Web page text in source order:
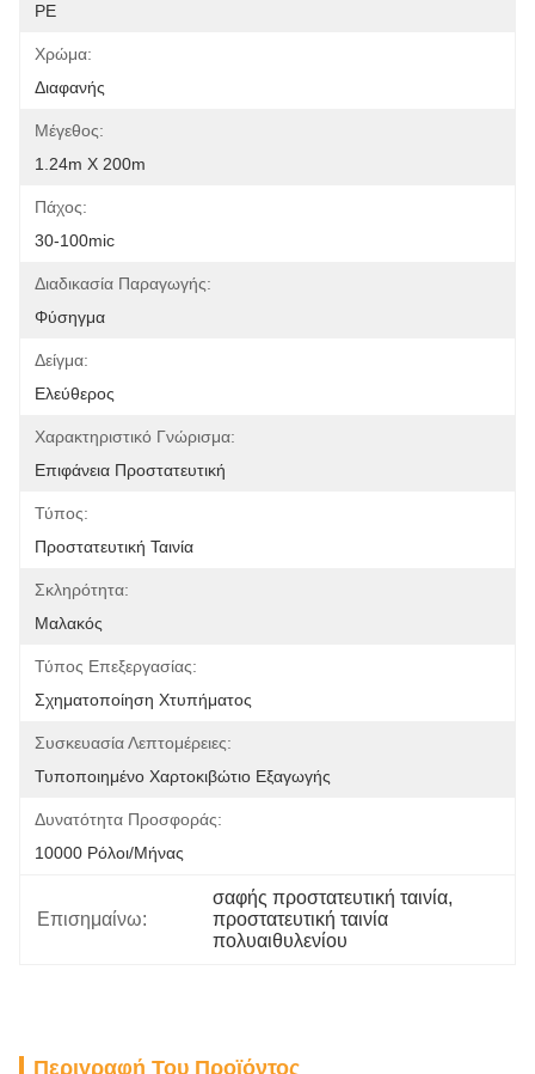
PE
Χρώμα:
Διαφανής
Μέγεθος:
1.24m X 200m
Πάχος:
30-100mic
Διαδικασία Παραγωγής:
Φύσηγμα
Δείγμα:
Ελεύθερος
Χαρακτηριστικό Γνώρισμα:
Επιφάνεια Προστατευτική
Τύπος:
Προστατευτική Ταινία
Σκληρότητα:
Μαλακός
Τύπος Επεξεργασίας:
Σχηματοποίηση Χτυπήματος
Συσκευασία Λεπτομέρειες:
Τυποποιημένο Χαρτοκιβώτιο Εξαγωγής
Δυνατότητα Προσφοράς:
10000 Ρόλοι/μήνας
Επισημαίνω:
σαφής προστατευτική ταινία,
προστατευτική ταινία
πολυαιθυλενίου
Περιγραφή Του Προϊόντος